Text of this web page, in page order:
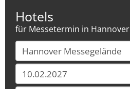
Hotels
für Messetermin in Hannover